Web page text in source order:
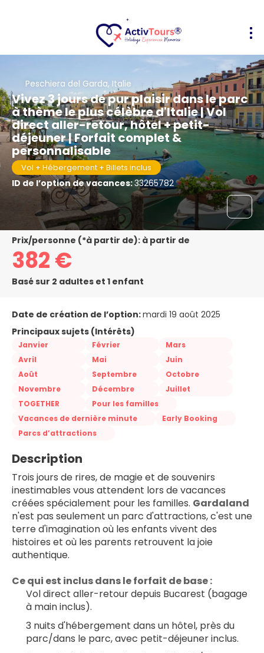
Peschiera del Garda, Italie
Vivez 3 jours de pur plaisir dans le parc
à thème le plus célèbre d'Italie | Vol
direct aller-retour, hôtel + petit-
déjeuner | Forfait complet &
personnalisable
Vol + Hébergement + Billets inclus
ID de l’option de vacances:33265782
Prix/personne (*à partir de): à partir de
382 €
Basé sur 2 adultes et 1 enfant
Date de création de l’option:mardi 19 août 2025
Principaux sujets (Intérêts)
Janvier Février
Mars
Avril
Mai
Juin
Août
Septembre
Octobre
Novembre
Décembre
Juillet
TOGETHER
Pour les familles
Vacances de dernière minute
Early Booking
Parcs d’attractions
Description
Trois jours de rires, de magie et de souvenirs
inestimables vous attendent lors de vacances
créées spécialement pour les familles.
n'est pas seulement un parc d'attractions, c'est une
terre d'imagination où les enfants vivent des
histoires et où les parents retrouvent la joie
authentique.
Ce qui est inclus dans le forfait de base :
Vol direct aller-retour depuis Bucarest (bagage
à main inclus).
3 nuits d'hébergement dans un hôtel, près du
parc/dans le parc, avec petit-déjeuner inclus.